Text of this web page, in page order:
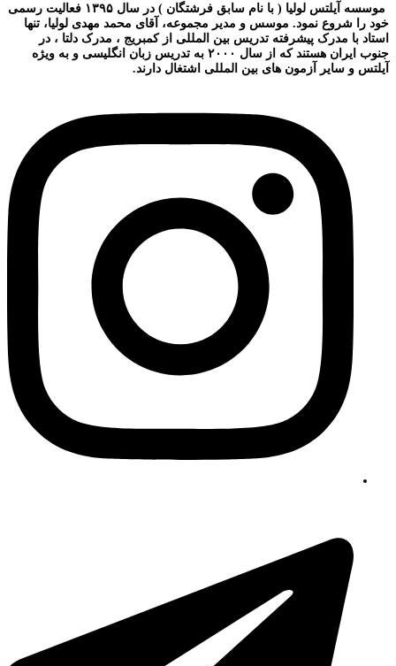
موسسه آیلتس لولیا ( با نام سابق فرشتگان ) در سال ۱۳۹۵ فعالیت رسمی
خود را شروع نمود. موسس و مدیر مجموعه، آقای محمد مهدی لولیا، تنها
استاد با مدرک پیشرفته تدریس بین المللی از کمبریج ، مدرک دلتا ، در
جنوب ایران هستند که از سال ۲۰۰۰ به تدریس زبان انگلیسی و به ویژه
آیلتس و سایر آزمون های بین المللی اشتغال دارند.